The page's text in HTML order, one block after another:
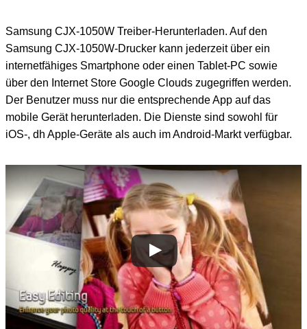
Samsung CJX-1050W Treiber-Herunterladen. Auf den
Samsung CJX-1050W-Drucker kann jederzeit über ein
internetfähiges Smartphone oder einen Tablet-PC sowie
über den Internet Store Google Clouds zugegriffen werden.
Der Benutzer muss nur die entsprechende App auf das
mobile Gerät herunterladen. Die Dienste sind sowohl für
iOS-, dh Apple-Geräte als auch im Android-Markt verfügbar.